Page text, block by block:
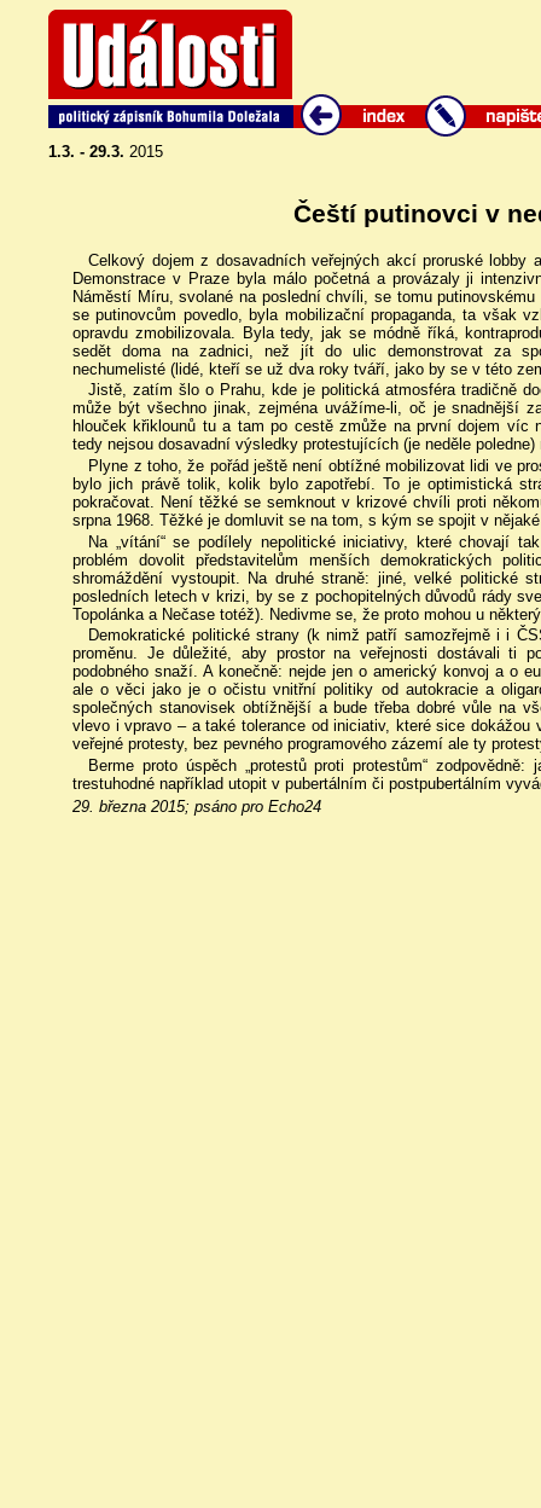
1.3. - 29.3. 2015
Čeští putinovci v
Celkový dojem z dosavadních veřejných akcí proruské
Demonstrace v Praze byla málo početná a provázaly ji
Náměstí Míru, svolané na poslední chvíli, se tomu
se putinovcům povedlo, byla mobilizační propaganda, ta však
opravdu zmobilizovala. Byla tedy, jak se módně říká,
sedět doma na zadnici, než jít do ulic demonstrovat za
nechumelisté (lidé, kteří se už dva roky tváří, jako by se v této
Jistě, zatím šlo o Prahu, kde je politická atmosféra tradičně
může být všechno jinak, zejména uvážíme-li, oč je snadnější
hlouček křiklounů tu a tam po cestě zmůže na první dojem víc
tedy nejsou dosavadní výsledky protestujících (je neděle
Plyne z toho, že pořád ještě není obtížné mobilizovat lidi ve
bylo jich právě tolik, kolik bylo zapotřebí. To je optimistická
pokračovat. Není těžké se semknout v krizové chvíli proti
srpna 1968. Těžké je domluvit se na tom, s kým se spojit v
Na „vítání“ se podílely nepolitické iniciativy, které chovají
problém dovolit představitelům menších demokratických
shromáždění vystoupit. Na druhé straně: jiné, velké politické
posledních letech v krizi, by se z pochopitelných důvodů rády
Topolánka a Nečase totéž). Nedivme se, že proto mohou u
Demokratické politické strany (k nimž patří samozřejmě i i
proměnu. Je důležité, aby prostor na veřejnosti dostávali ti
podobného snaží. A konečně: nejde jen o americký konvoj a o
ale o věci jako je o očistu vnitřní politiky od autokracie a
společných stanovisek obtížnější a bude třeba dobré vůle na
vlevo i vpravo – a také tolerance od iniciativ, které sice
veřejné protesty, bez pevného programového zázemí ale ty
Berme proto úspěch „protestů proti protestům“
trestuhodné například utopit v pubertálním či postpubertálním
29. března 2015; psáno pro Echo24